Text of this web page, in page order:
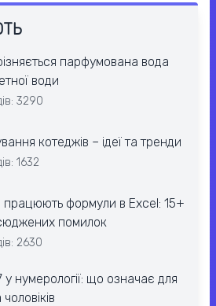
парфумована вода
води
3290
котеджів – ідеї та тренди
1632
працюють формули в Excel: 15+
помилок
2630
нумерології: що означає для